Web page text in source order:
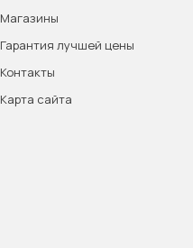
Магазины
Гарантия лучшей цены
Контакты
Карта сайта